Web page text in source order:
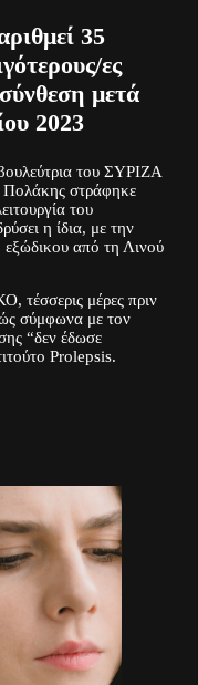
35
ες
μετά
2023
του ΣΥΡΙΖΑ
Πολάκης στράφηκε
του
η ίδια, με την
από τη Λινού
τέσσερις μέρες πριν
σύμφωνα με τον
“δεν έδωσε
Prolepsis.